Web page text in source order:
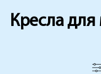
Кресла